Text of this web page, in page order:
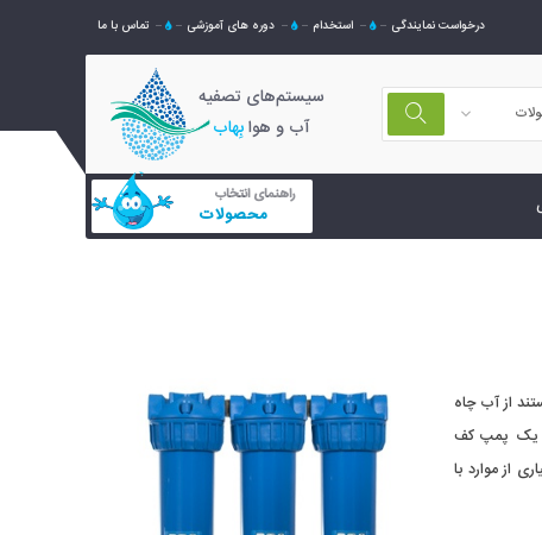
درخواست نمایندگی استخدام دوره های آموزشی تماس با ما
سیستم‌های تصفیه
آب و هوابِهاب
راهنمای انتخاب
محصولات
از آب چاه
یک پمپ کف
از موارد با